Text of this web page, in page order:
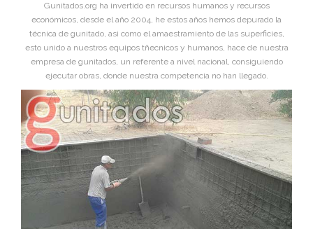
Gunitados.org ha invertido en recursos humanos y recursos
económicos, desde el año 2004, he estos años hemos depurado la
técnica de gunitado, asi como el amaestramiento de las superficies,
esto unido a nuestros equipos tñecnicos y humanos, hace de nuestra
empresa de gunitados, un referente a nivel nacional, consiguiendo
ejecutar obras, donde nuestra competencia no han llegado.